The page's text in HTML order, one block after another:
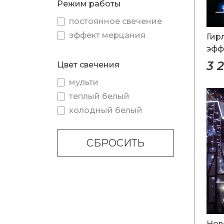
Режим работы
постоянное свечение
эффект мерцания
Цвет свечения
мульти
теплый белый
холодный белый
СБРОСИТЬ
IP65
3